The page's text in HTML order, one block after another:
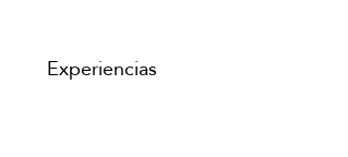
Experiencias